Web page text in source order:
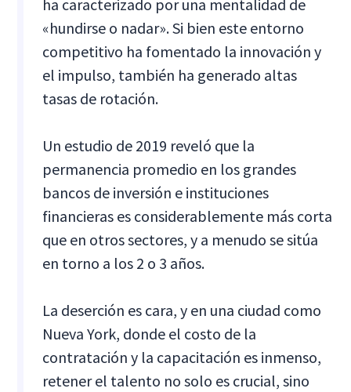
ha caracterizado por una mentalidad de
«hundirse o nadar». Si bien este entorno
competitivo ha fomentado la innovación y
el impulso, también ha generado altas
tasas de rotación.
Un estudio de 2019 reveló que la
permanencia promedio en los grandes
bancos de inversión e instituciones
financieras es considerablemente más corta
que en otros sectores, y a menudo se sitúa
en torno a los 2 o 3 años.
La deserción es cara, y en una ciudad como
Nueva York, donde el costo de la
contratación y la capacitación es inmenso,
retener el talento no solo es crucial, sino